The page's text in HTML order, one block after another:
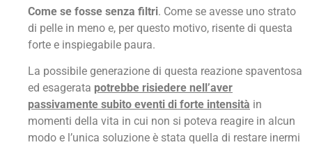
Come se fosse senza filtri. Come se avesse uno strato
di pelle in meno e, per questo motivo, risente di questa
forte e inspiegabile paura.
La possibile generazione di questa reazione spaventosa
ed esagerata potrebbe risiedere nell’aver
passivamente subito eventi di forte intensità in
momenti della vita in cui non si poteva reagire in alcun
modo e l’unica soluzione è stata quella di restare inermi